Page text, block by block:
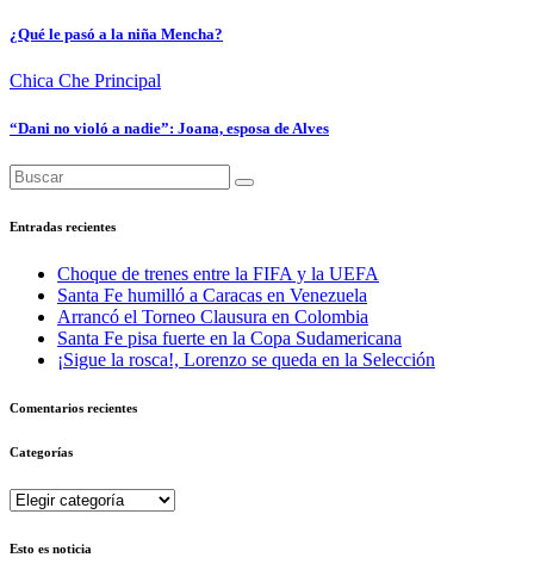
¿Qué le pasó a la niña Mencha?
Chica Che Principal
“Dani no violó a nadie”: Joana, esposa de Alves
Entradas recientes
Choque de trenes entre la FIFA y la UEFA
Santa Fe humilló a Caracas en Venezuela
Arrancó el Torneo Clausura en Colombia
Santa Fe pisa fuerte en la Copa Sudamericana
¡Sigue la rosca!, Lorenzo se queda en la Selección
Comentarios recientes
Categorías
Categorías
Esto es noticia